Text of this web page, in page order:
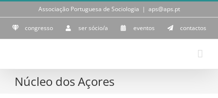
Skip
Associação Portuguesa de Sociologia | aps@aps.pt
congresso ser sócio/a eventos contactos
Núcleo dos Açores